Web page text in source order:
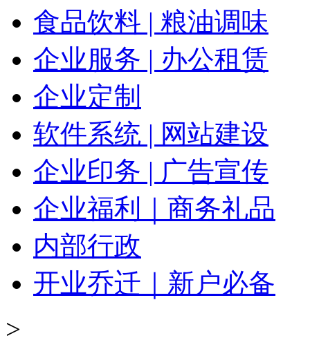
食品饮料 | 粮油调味
企业服务 | 办公租赁
企业定制
软件系统 | 网站建设
企业印务 | 广告宣传
企业福利｜商务礼品
内部行政
开业乔迁｜新户必备
>